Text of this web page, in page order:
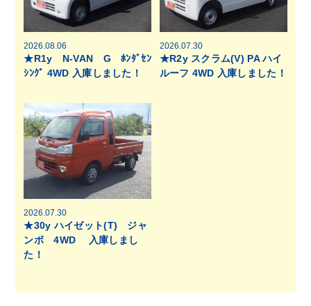
2026.08.06
★R1y N-VAN G ﾎﾝﾀﾞｾﾝ
ｼﾝｸﾞ 4WD 入庫しました！
2026.07.30
★R2y スクラム(V) PA ハイ
ルーフ 4WD 入庫しました！
2026.07.30
★30y ハイゼット(T) ジャ
ンボ 4WD 入庫しまし
た！